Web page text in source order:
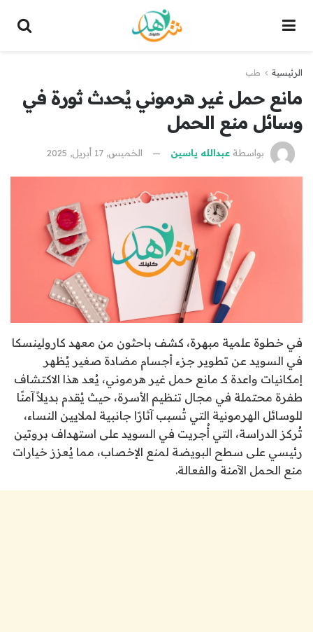
الرئيسية طب
مانع حمل غير هرموني يُحدث ثورة في
وسائل منع الحمل
بواسطة عبدالله ياسين الخميس, 17 أبريل, 2025
في خطوة علمية مبهرة، كشف باحثون من معهد كارولينسكا
في السويد عن تطوير جزء أجسام مضادة صغير يُظهر
إمكانيات واعدة كـ مانع حمل غير هرموني، يُعد هذا الاكتشاف
طفرة محتملة في مجال تنظيم الأسرة، حيث يُقدم بديلاً آمنًا
للوسائل الهرمونية التي تُسبب آثارًا جانبية لملايين النساء،
تُركز الدراسة، التي أُجريت في السويد على استهداف بروتين
رئيسي على سطح البويضة لمنع الإخصاب، مما يُعزز خيارات
منع الحمل الآمنة والفعالة.